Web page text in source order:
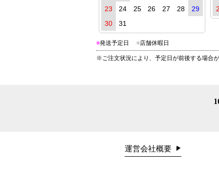
23
24 25 26 27 28
29
30
31
■発送予定日 ■店舗休暇日
※ご注文状況により、予定日が前後する場合
運営会社概要